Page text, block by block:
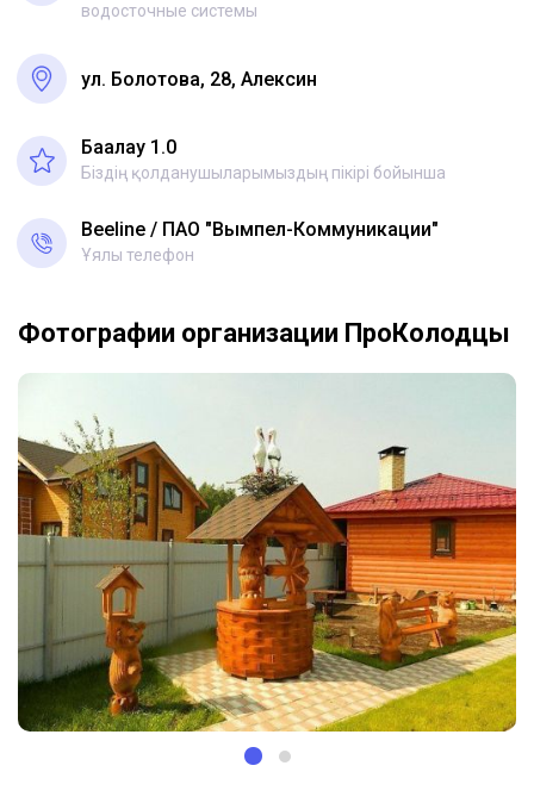
водосточные системы
ул. Болотова, 28, Алексин
Бағалау 1.0
Біздің қолданушыларымыздың пікірі бойынша
Beeline ПАО "Вымпел-Коммуникации"
Ұялы телефон
Фотографии организации ПроКолодцы